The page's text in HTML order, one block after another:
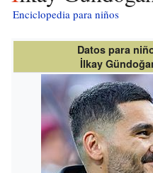
Enciclopedia para niños
Datos para
İlkay